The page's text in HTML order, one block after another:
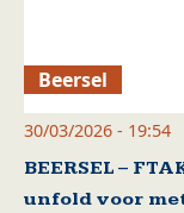
Beersel
30/03/2026 - 19:54
BEERSEL –
unfold voor